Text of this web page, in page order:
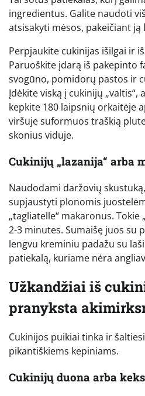
ingredientus. Galite naudoti
atsisakyti mėsos, pakeičiant ją
Perpjaukite cukinijas išilgai ir
Paruoškite įdarą iš pakepinto
svogūno, pomidorų pastos ir
Įdėkite viską į cukinijų
kepkite 180 laipsnių orkaitėje
viršuje suformuos traškią
skonius viduje.
Cukinijų „lazanija“ arba
Naudodami daržovių
supjaustyti plonomis
„tagliatelle“ makaronus. Tokie
2-3 minutes. Sumaišę juos su
lengvu kreminiu padažu su
patiekalą, kuriame nėra
Užkandžiai iš
pranyksta
Cukinijos puikiai tinka ir
pikantiškiems kepiniams.
Cukinijų duona arba